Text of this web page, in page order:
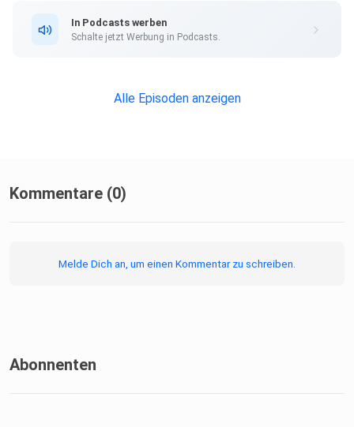
In Podcasts werben
Schalte jetzt Werbung in Podcasts.
Alle Episoden anzeigen
Kommentare (0)
Melde Dich an, um einen Kommentar zu schreiben.
Abonnenten